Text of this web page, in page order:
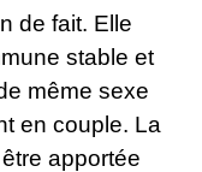
de fait. Elle
stable et
même sexe
en couple. La
apportée